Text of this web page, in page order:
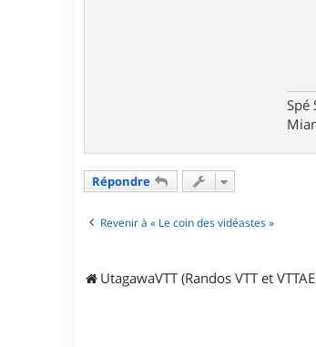
Répondre
Revenir à « Le coin des vidéastes »
UtagawaVTT (Randos VTT et